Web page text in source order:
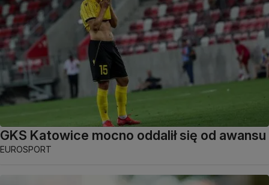
GKS Katowice mocno oddalił się od awansu
EUROSPORT